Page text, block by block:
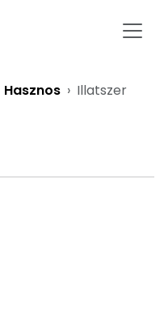
Hasznos Illatszer